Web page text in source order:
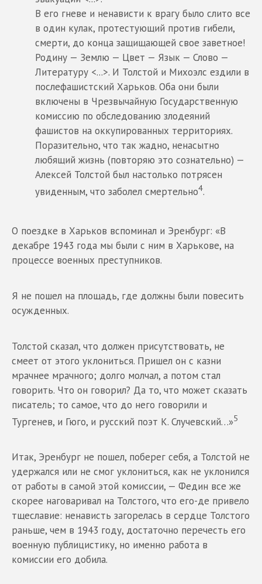
В его гневе и ненависти к врагу было слито все
в один кулак, протестующий против гибели,
смерти, до конца защищающей свое заветное!
Родину — Землю — Цвет — Язык — Слово —
Литературу <...>. И Толстой и Михоэлс ездили в
послефашистский Харьков. Оба они были
включены в Чрезвычайную Государственную
комиссию по обследованию злодеяний
фашистов на оккупированных территориях.
Поразительно, что так жадно, ненасытно
любящий жизнь (повторяю это сознательно) —
Алексей Толстой был настолько потрясен
увиденным, что заболел смертельно4.
О поездке в Харьков вспоминал и Эренбург: «В
декабре 1943 года мы были с ним в Харькове, на
процессе военных преступников.
Я не пошел на площадь, где должны были повесить
осужденных.
Толстой сказал, что должен присутствовать, не
смеет от этого уклониться. Пришел он с казни
мрачнее мрачного; долго молчал, а потом стал
говорить. Что он говорил? Да то, что может сказать
писатель; то самое, что до него говорили и
Тургенев, и Гюго, и русский поэт К. Случевский…»5
Итак, Эренбург не пошел, поберег себя, а Толстой не
удержался или не смог уклониться, как не уклонился
от работы в самой этой комиссии, — Федин все же
скорее наговаривал на Толстого, что его-де привело
тщеславие: ненависть загорелась в сердце Толстого
раньше, чем в 1943 году, достаточно перечесть его
военную публицистику, но именно работа в
комиссии его добила.